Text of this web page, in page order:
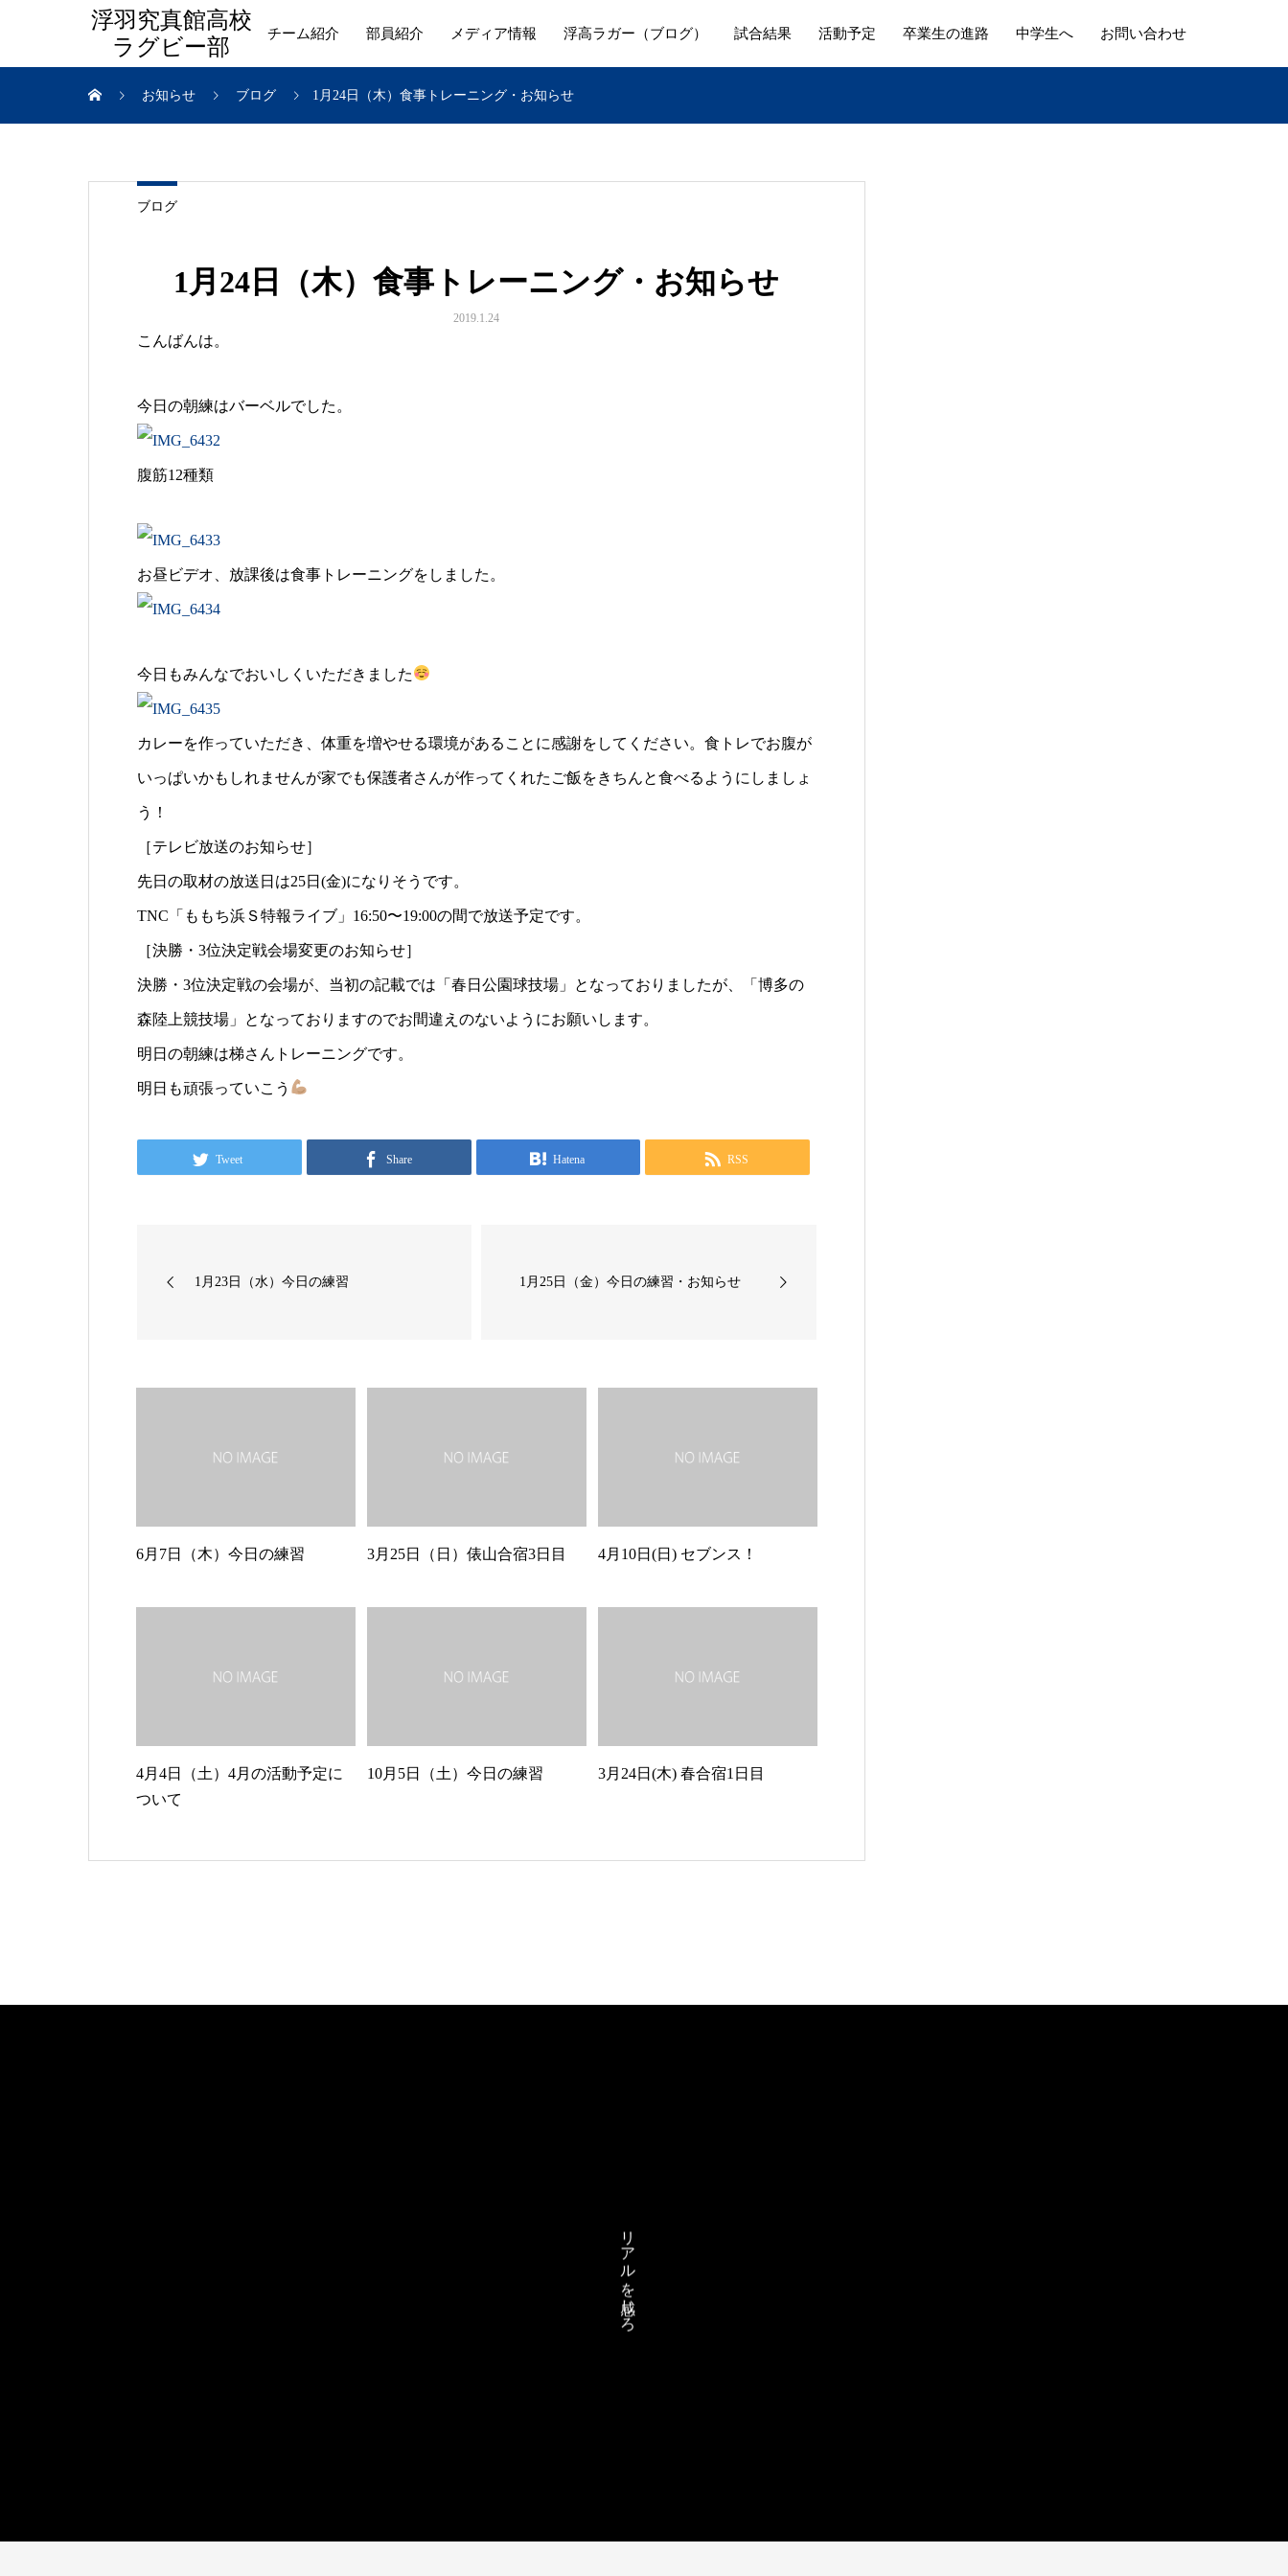
浮羽究真館高校
ラグビー部
チーム紹介 部員紹介 メディア情報 浮高ラガー（ブログ） 試合結果 活動予定 卒業生の進路 中学生へ お問い合わせ
お知らせ ブログ 1月24日（木）食事トレーニング・お知らせ
ブログ
1月24日（木）食事トレーニング・お知らせ
2019.1.24
こんばんは。
今日の朝練はバーベルでした。
腹筋12種類
お昼ビデオ、放課後は食事トレーニングをしました。
今日もみんなでおいしくいただきました
カレーを作っていただき、体重を増やせる環境があることに感謝をしてください。食トレでお腹が
いっぱいかもしれませんが家でも保護者さんが作ってくれたご飯をきちんと食べるようにしましょ
う！
［テレビ放送のお知らせ］
先日の取材の放送日は25日(金)になりそうです。
TNC「ももち浜Ｓ特報ライブ」16:50〜19:00の間で放送予定です。
［決勝・3位決定戦会場変更のお知らせ］
決勝・3位決定戦の会場が、当初の記載では「春日公園球技場」となっておりましたが、「博多の
森陸上競技場」となっておりますのでお間違えのないようにお願いします。
明日の朝練は梯さんトレーニングです。
明日も頑張っていこう
Tweet Share Hatena RSS
1月23日（水）今日の練習 1月25日（金）今日の練習・お知らせ
6月7日（木）今日の練習 3月25日（日）俵山合宿3日目 4月10日(日) セブンス！
4月4日（土）4月の活動予定に
ついて
10月5日（土）今日の練習 3月24日(木) 春合宿1日目
リアルを感じろ